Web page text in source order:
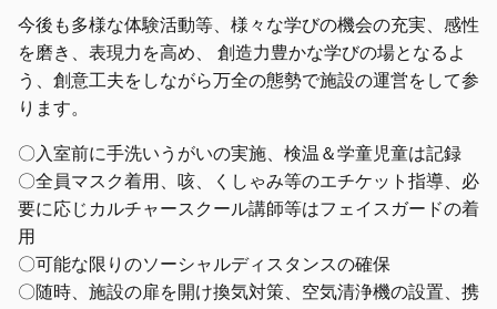
今後も多様な体験活動等、様々な学びの機会の充実、感性
を磨き、表現力を高め、 創造力豊かな学びの場となるよ
う、創意工夫をしながら万全の態勢で施設の運営をして参
ります。
〇入室前に手洗いうがいの実施、検温＆学童児童は記録
〇全員マスク着用、咳、くしゃみ等のエチケット指導、必
要に応じカルチャースクール講師等はフェイスガードの着
用
〇可能な限りのソーシャルディスタンスの確保
〇随時、施設の扉を開け換気対策、空気清浄機の設置、携